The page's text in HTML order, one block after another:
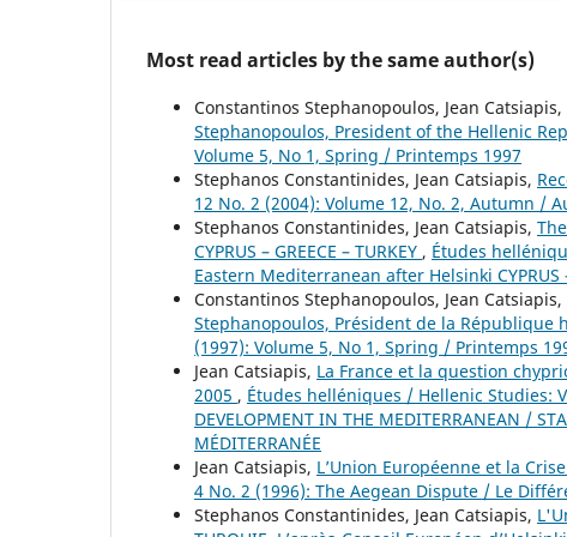
Most read articles by the same author(s)
Constantinos Stephanopoulos, Jean
Stephanopoulos, President of the Hellenic
Volume 5, No 1, Spring / Printemps 1997
Stephanos Constantinides, Jean Catsiapis,
12 No. 2 (2004): Volume 12, No. 2, Autumn /
Stephanos Constantinides, Jean Catsiapis,
CYPRUS – GREECE – TURKEY , Études
Eastern Mediterranean after Helsinki CYPRUS –
Constantinos Stephanopoulos, Jean
Stephanopoulos, Président de la République
(1997): Volume 5, No 1, Spring / Printemps
Jean Catsiapis, La France et la question
2005 , Études helléniques / Hellenic Studies:
DEVELOPMENT IN THE MEDITERRANEAN /
MÉDITERRANÉE
Jean Catsiapis, L’Union Européenne et la
4 No. 2 (1996): The Aegean Dispute / Le
Stephanos Constantinides, Jean Catsiapis,